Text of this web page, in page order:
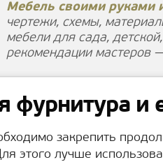
Мебель своими руками
чертежи, схемы,
мебели для сада,
рекомендации мастеров
фурнитура и
закрепить
этого лучше